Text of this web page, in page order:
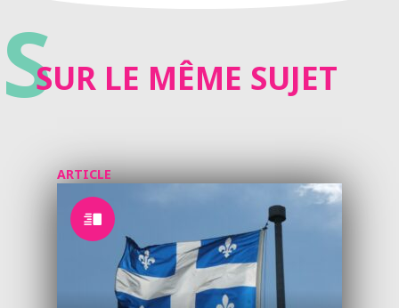
SSUR LE MÊME SUJET
ARTICLE